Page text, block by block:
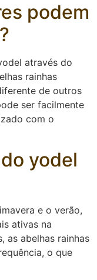
podem
através do
rainhas
de outros
ser facilmente
com o
yodel
e o verão,
ativas na
as abelhas rainhas
o que